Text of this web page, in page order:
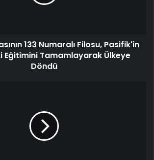
133 Numaralı Filosu, Pasifik'in
Eğitimini Tamamlayarak Ülkeye
Döndü